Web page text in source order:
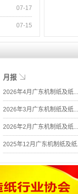
07-17
07-15
月报
2026年4月广东机制纸及纸...
2026年3月广东机制纸及纸...
2026年2月广东机制纸及纸...
2025年12月广东机制纸及纸